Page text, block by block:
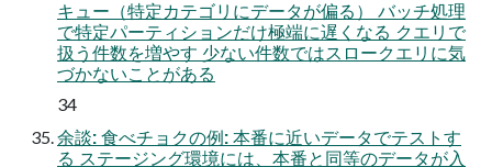
キュー（特定カテゴリにデータが偏る） バッチ処理
で特定パーティションだけ極端に遅くなる クエリで
扱う件数を増やす 少ない件数ではスロークエリに気
づかないことがある
34
余談: 食べチョクの例: 本番に近いデータでテストす
る ステージング環境には、本番と同等のデータが入